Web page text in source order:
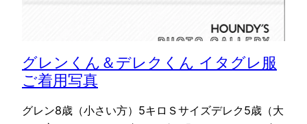
グレンくん＆デレクくん イタグレ服
ご着用写真
グレン8歳（小さい方）5キロＳサイズデレク5歳（大